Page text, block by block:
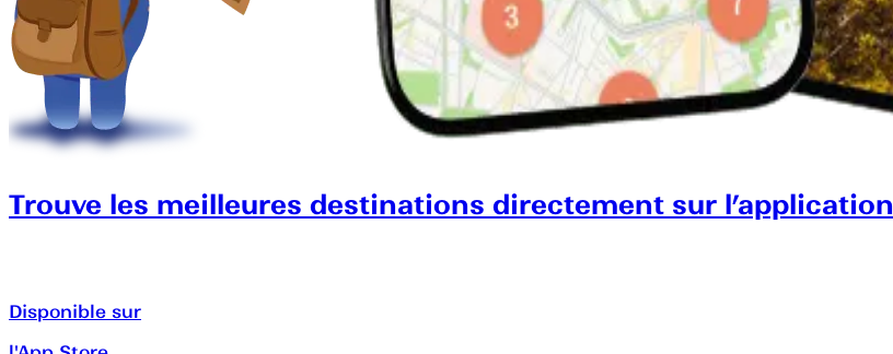
Trouve les meilleures destinations directement sur l’application
Disponible sur